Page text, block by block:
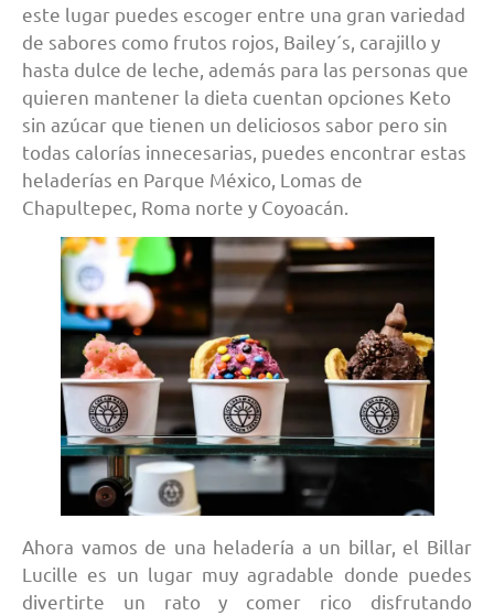
este lugar puedes escoger entre una gran variedad
de sabores como frutos rojos, Bailey´s, carajillo y
hasta dulce de leche, además para las personas que
quieren mantener la dieta cuentan opciones Keto
sin azúcar que tienen un deliciosos sabor pero sin
todas calorías innecesarias, puedes encontrar estas
heladerías en Parque México, Lomas de
Chapultepec, Roma norte y Coyoacán.
Ahora vamos de una heladería a un billar, el Billar
Lucille es un lugar muy agradable donde puedes
divertirte un rato y comer rico disfrutando